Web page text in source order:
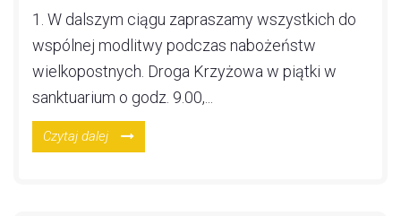
1. W dalszym ciągu zapraszamy wszystkich do
wspólnej modlitwy podczas nabożeństw
wielkopostnych. Droga Krzyżowa w piątki w
sanktuarium o godz. 9.00,...
Czytaj dalej